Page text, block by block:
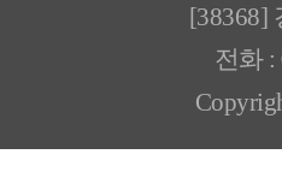
[38368]
전화 :